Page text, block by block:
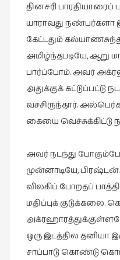
தினசரி
யாராவது நண்பர்களா
கேட்டதும்
அமிழ்ந்தபடியே, ஆறு
பார்ப்போம். அவர்
அதுக்குக்
வச்சிருந்தார்.
கையை வெச்சுக்கிட்டு
அவர் நடந்து
முன்னாடியே,
விலகிப் போறதப்
மதிப்புக்
ஒரு இடத்தில தனியா
சாப்பாடு கொண்டு